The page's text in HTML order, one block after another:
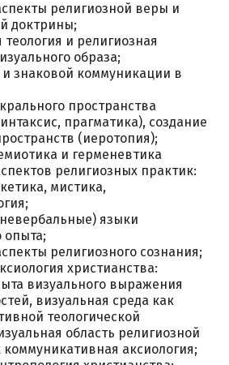
религиозной веры и
доктрины;
теология и религиозная
образа;
и знаковой коммуникации в
пространства
прагматика), создание
(иеротопия);
и герменевтика
религиозных практик:
мистика,
языки
опыта;
религиозного сознания;
христианства:
визуального выражения
визуальная среда как
теологической
область религиозной
коммуникативная аксиология;